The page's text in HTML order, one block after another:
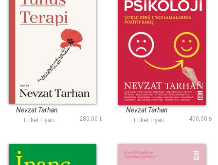
Yunus Terapi
Nevzat Tarhan
Etiket Fiyatı : 280,00 ₺
10 Adımda Pozitif
Psikoloji
Nevzat Tarhan
Etiket Fiyatı : 400,00 ₺